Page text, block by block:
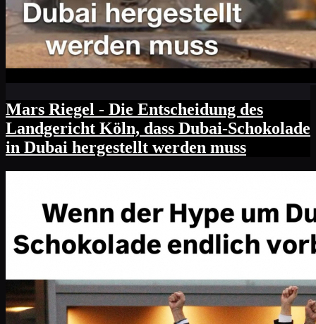
Mars Riegel - Die Entscheidung des
Landgericht Köln, dass Dubai-Schokolade
in Dubai hergestellt werden muss